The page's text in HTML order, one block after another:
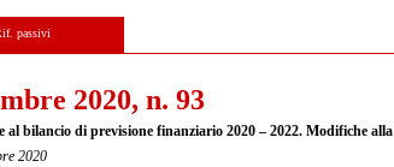
passivi
2020, n. 93
bilancio di previsione finanziario 2020 – 2022. Modifiche alla
2020